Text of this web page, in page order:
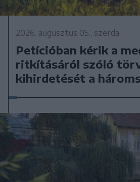
2026. augusztus 05., szerda
Petícióban kérik a
ritkításáról szóló
kihirdetését a